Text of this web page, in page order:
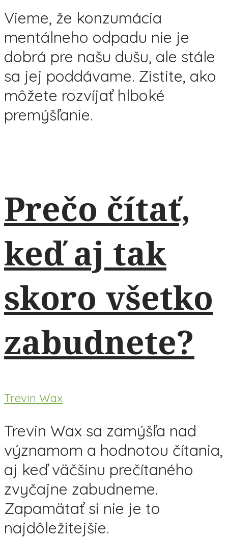
Vieme, že konzumácia
mentálneho odpadu nie je
dobrá pre našu dušu, ale stále
sa jej poddávame. Zistite, ako
môžete rozvíjať hlboké
premýšľanie.
Prečo čítať,
keď aj tak
skoro všetko
zabudnete?
Trevin Wax
Trevin Wax sa zamýšľa nad
významom a hodnotou čítania,
aj keď väčšinu prečítaného
zvyčajne zabudneme.
Zapamätať si nie je to
najdôležitejšie.